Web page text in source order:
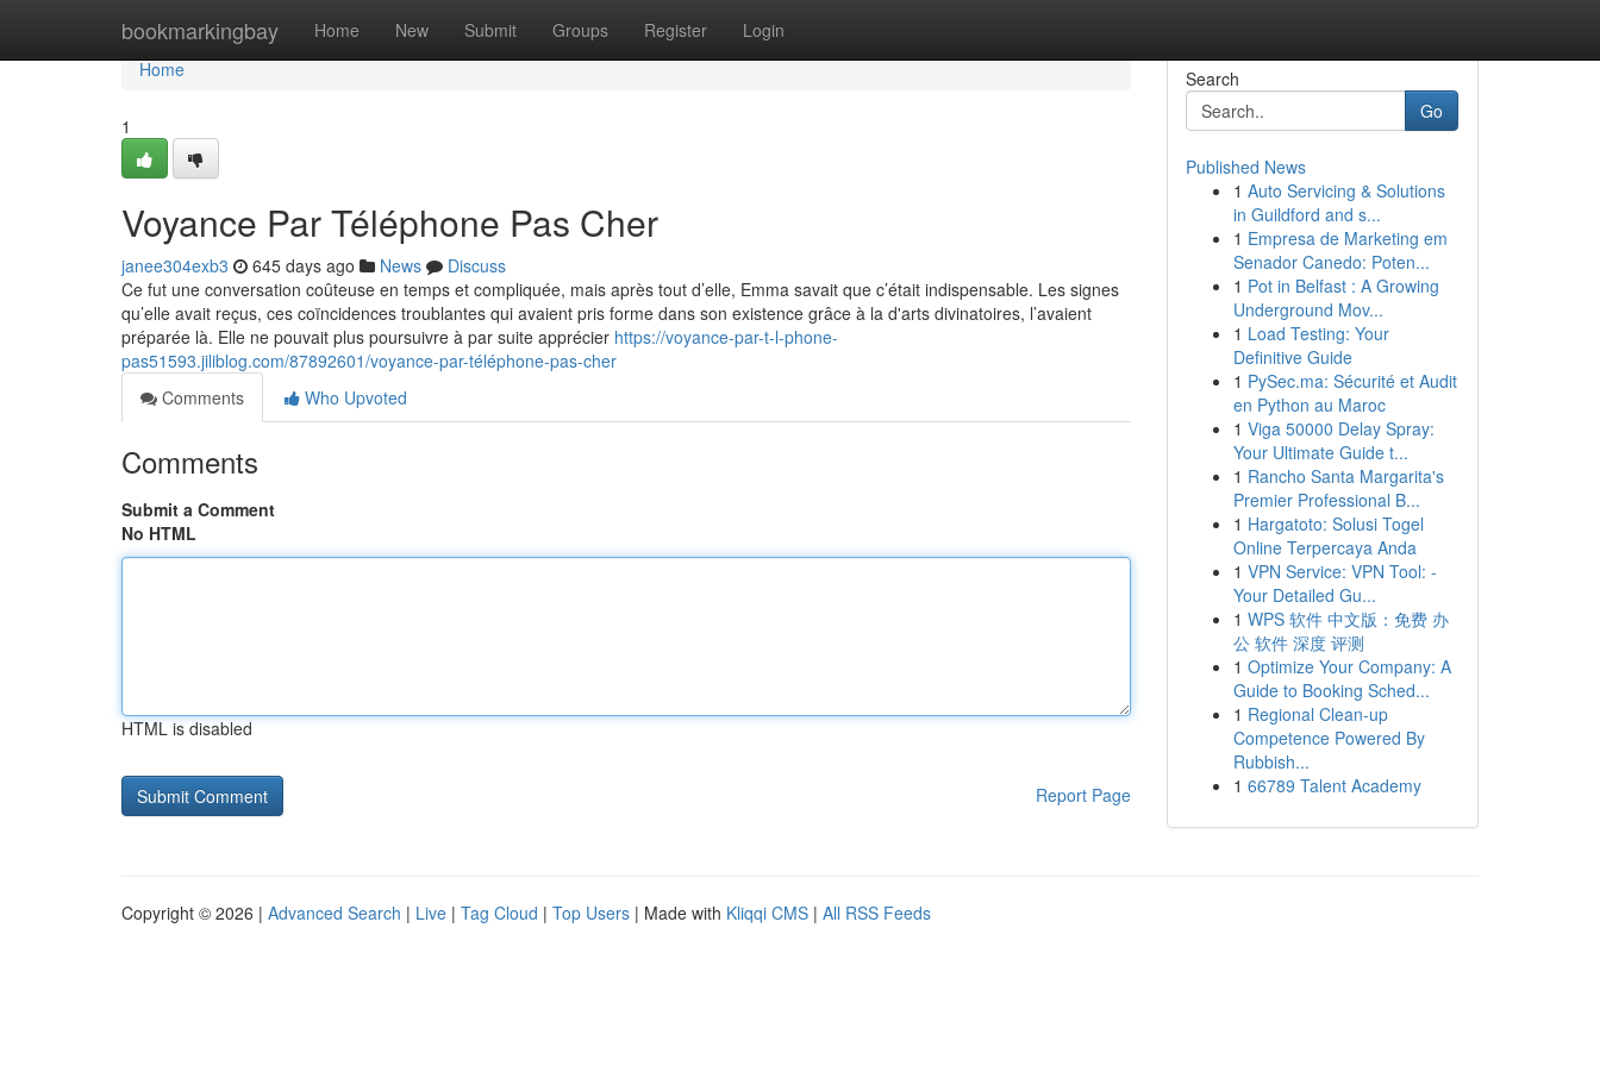
bookmarkingbay Home New Submit Groups Register Login
Home
Home
1
Voyance Par Téléphone Pas Cher
janee304exb3 645 days ago News
Discuss
Ce fut une conversation coûteuse en temps et compliquée, mais après tout d’elle, Emma savait que c’était indispensable. Les signes
qu’elle avait reçus, ces coïncidences troublantes qui avaient pris forme dans son existence grâce à la d'arts divinatoires, l’avaient
préparée là. Elle ne pouvait plus poursuivre à par suite apprécier https://voyance-par-t-l-phone-
pas51593.jiliblog.com/87892601/voyance-par-téléphone-pas-cher
Comments
Who Upvoted
Comments
Submit a Comment
No HTML
HTML is disabled
Report Page
Search
Go
Published News
1 Auto Servicing & Solutions
in Guildford and s...
1 Empresa de Marketing em
Senador Canedo: Poten...
1 Pot in Belfast : A Growing
Underground Mov...
1 Load Testing: Your
Definitive Guide
1 PySec.ma: Sécurité et Audit
en Python au Maroc
1 Viga 50000 Delay Spray:
Your Ultimate Guide t...
1 Rancho Santa Margarita's
Premier Professional B...
1 Hargatoto: Solusi Togel
Online Terpercaya Anda
1 VPN Service: VPN Tool: -
Your Detailed Gu...
1 WPS 软件 中文版：免费 办
公 软件 深度 评测
1 Optimize Your Company: A
Guide to Booking Sched...
1 Regional Clean-up
Competence Powered By
Rubbish...
1 66789 Talent Academy
Copyright © 2026 | Advanced Search | Live | Tag Cloud | Top Users | Made with Kliqqi CMS | All RSS Feeds